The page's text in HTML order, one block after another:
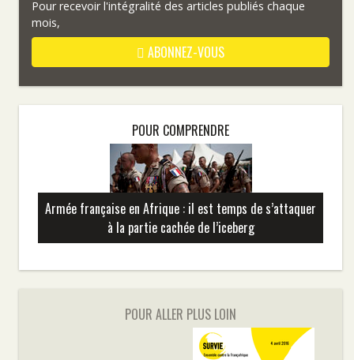
Pour recevoir l'intégralité des articles publiés chaque
mois,
ABONNEZ-VOUS
POUR COMPRENDRE
Armée française en Afrique : il est temps de s’attaquer
à la partie cachée de l’iceberg
POUR ALLER PLUS LOIN